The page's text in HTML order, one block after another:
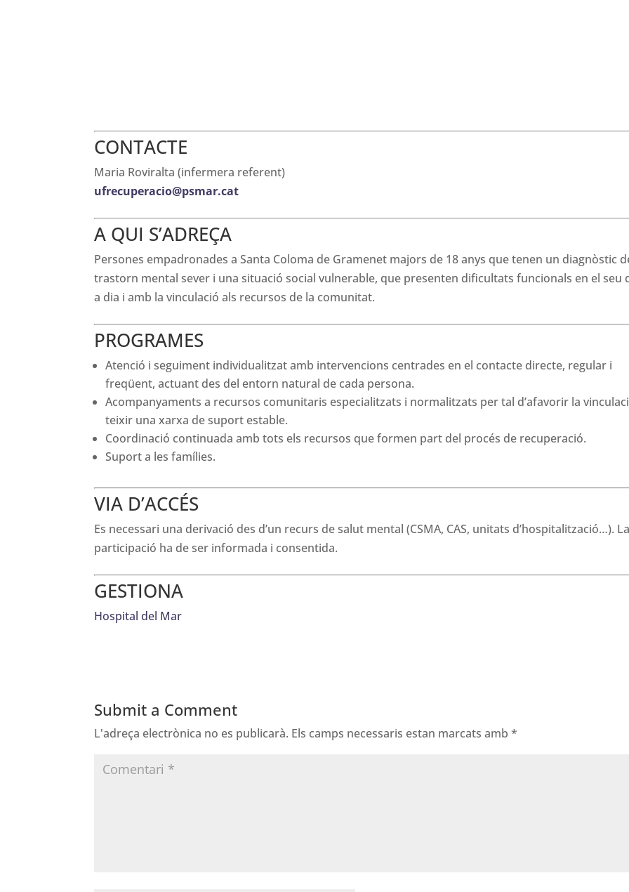
CONTACTE
Maria Roviralta (infermera referent)
ufrecuperacio@psmar.cat
A QUI S’ADREÇA
Persones empadronades a Santa Coloma de Gramenet majors de 18 anys que tenen un diagnòstic
trastorn mental sever i una situació social vulnerable, que presenten dificultats funcionals en el seu
a dia i amb la vinculació als recursos de la comunitat.
PROGRAMES
Atenció i seguiment individualitzat amb intervencions centrades en el contacte directe, regular i
freqüent, actuant des del entorn natural de cada persona.
Acompanyaments a recursos comunitaris especialitzats i normalitzats per tal d’afavorir la
teixir una xarxa de suport estable.
Coordinació continuada amb tots els recursos que formen part del procés de recuperació.
Suport a les famílies.
VIA D’ACCÉS
Es necessari una derivació des d’un recurs de salut mental (CSMA, CAS, unitats d’hospitalització…). La
participació ha de ser informada i consentida.
GESTIONA
Hospital del Mar
Submit a Comment
L'adreça electrònica no es publicarà. Els camps necessaris estan marcats amb*